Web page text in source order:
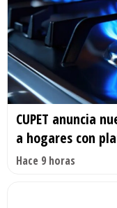
CUPET anuncia
a hogares con
Hace 9 horas